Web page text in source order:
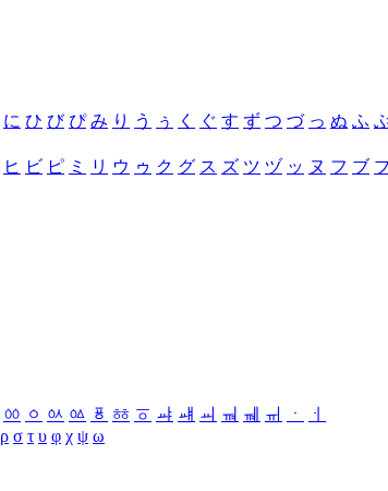
に ひ び ぴ み り う ぅ く ぐ す ず つ づ っ ぬ ふ
ヒ ビ ピ ミ リ ウ ゥ ク グ ス ズ ツ ヅ ッ ヌ フ ブ
ㆀ ㆁ ㆂ ㆃ ㆄ ㆅ ㆆ ㆇ ㆈ ㆉ ㆊ ㆋ ㆌ ㆍ
ㆎ
ρ σ τ υ φ χ ψ ω